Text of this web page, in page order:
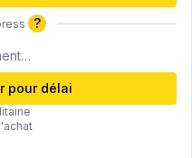
?
pour délai